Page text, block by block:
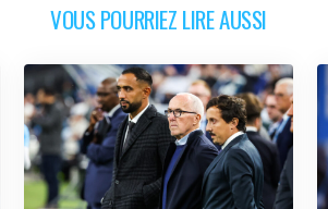
VOUS POURRIEZ LIRE AUSSI